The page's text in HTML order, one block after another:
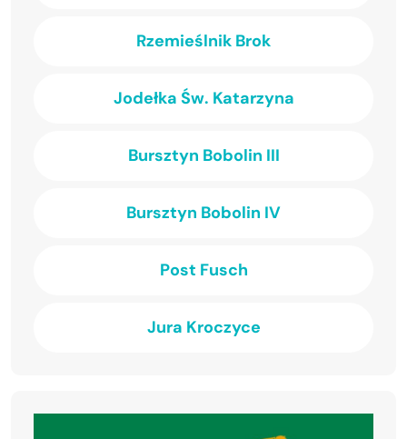
Rzemieślnik Brok
Jodełka Św. Katarzyna
Bursztyn Bobolin III
Bursztyn Bobolin IV
Post Fusch
Jura Kroczyce